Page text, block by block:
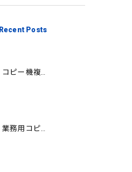
Recent Posts
コピー機複合機の選び方と費用比較 MT
業務用コピー機おすすめ選び方と徳島県で後悔しない導入ポイント総まとめ YH